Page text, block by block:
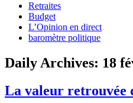
Retraites
Budget
L’Opinion en direct
baromètre politique
Daily Archives: 18
La valeur retrouvée